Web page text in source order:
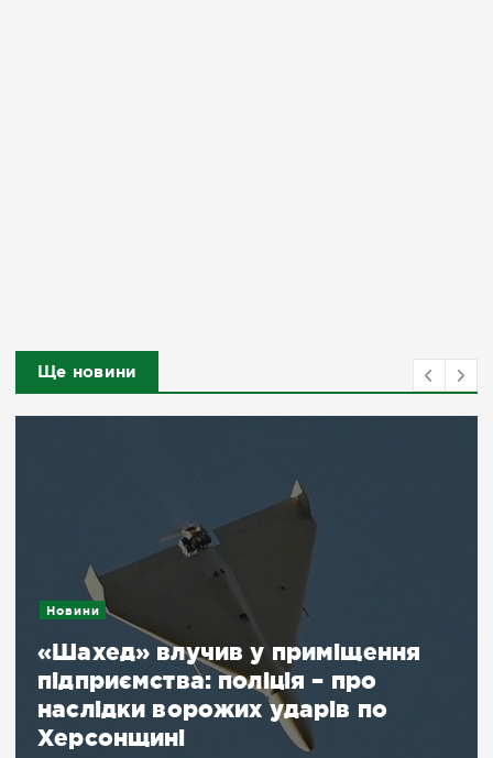
Ще новини
Новини
«Шахед» влучив у приміщення
підприємства: поліція – про
наслідки ворожих ударів по
Херсонщині